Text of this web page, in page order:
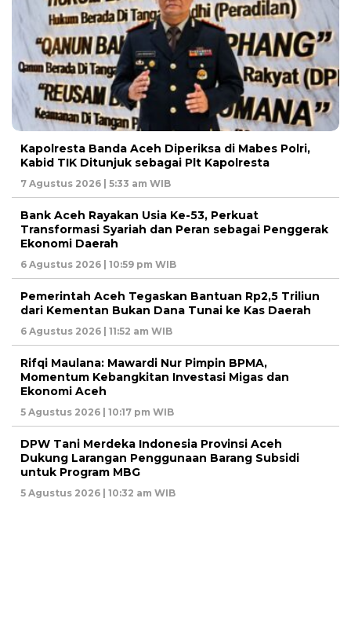
Kapolresta Banda Aceh Diperiksa di Mabes Polri,
Kabid TIK Ditunjuk sebagai Plt Kapolresta
7 Agustus 2026 | 5:33 am WIB
Bank Aceh Rayakan Usia Ke-53, Perkuat
Transformasi Syariah dan Peran sebagai Penggerak
Ekonomi Daerah
6 Agustus 2026 | 10:59 pm WIB
Pemerintah Aceh Tegaskan Bantuan Rp2,5 Triliun
dari Kementan Bukan Dana Tunai ke Kas Daerah
6 Agustus 2026 | 11:52 am WIB
Rifqi Maulana: Mawardi Nur Pimpin BPMA,
Momentum Kebangkitan Investasi Migas dan
Ekonomi Aceh
5 Agustus 2026 | 10:17 pm WIB
DPW Tani Merdeka Indonesia Provinsi Aceh
Dukung Larangan Penggunaan Barang Subsidi
untuk Program MBG
5 Agustus 2026 | 10:32 am WIB